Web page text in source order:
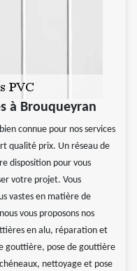
à Brouqueyran
connue pour nos services
qualité prix. Un réseau de
disposition pour vous
votre projet. Vous
vastes en matière de
vous proposons nos
en alu, réparation et
gouttière, pose de gouttière
nettoyage et pose